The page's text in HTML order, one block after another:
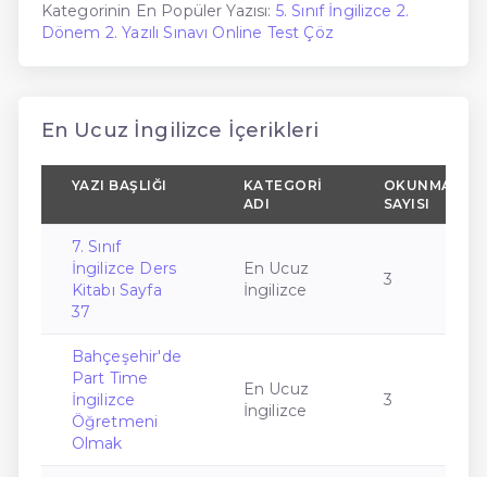
Kategorinin En Popüler Yazısı: 5. Sınıf İngilizce 2.
Dönem 2. Yazılı Sınavı Online Test Çöz
En Ucuz İngilizce İçerikleri
YAZI BAŞLIĞI
KATEGORI
ADI
OKUNMA
SAYISI
7. Sınıf
İngilizce Ders
Kitabı Sayfa
37
En Ucuz
İngilizce
3
Bahçeşehir'de
Part Time
İngilizce
Öğretmeni
Olmak
En Ucuz
İngilizce
3